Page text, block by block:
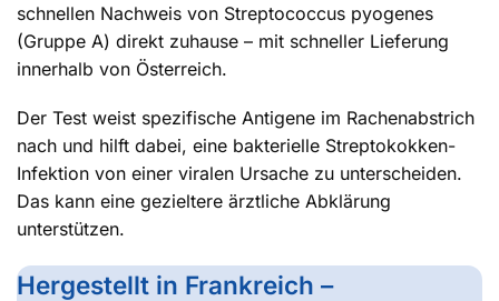
schnellen Nachweis von Streptococcus pyogenes
(Gruppe A) direkt zuhause – mit schneller Lieferung
innerhalb von Österreich.
Der Test weist spezifische Antigene im Rachenabstrich
nach und hilft dabei, eine bakterielle Streptokokken-
Infektion von einer viralen Ursache zu unterscheiden.
Das kann eine gezieltere ärztliche Abklärung
unterstützen.
Hergestellt in Frankreich –